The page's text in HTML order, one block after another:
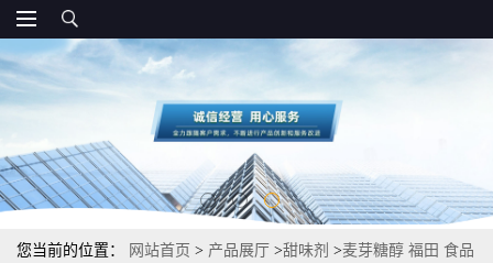
您当前的位置： 网站首页 > 产品展厅 >甜味剂 >麦芽糖醇 福田 食品